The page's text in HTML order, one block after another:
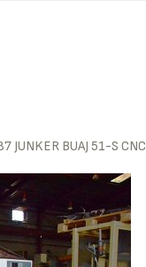
JUNKER BUAJ 51-S CNC